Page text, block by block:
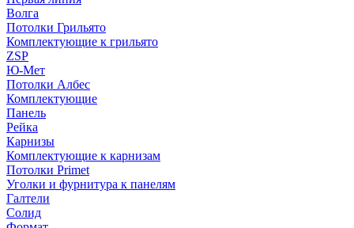
Волга
Потолки Грильято
Комплектующие к грильято
ZSP
Ю-Мет
Потолки Албес
Комплектующие
Панель
Рейка
Карнизы
Комплектующие к карнизам
Потолки Primet
Уголки и фурнитура к панелям
Галтели
Солид